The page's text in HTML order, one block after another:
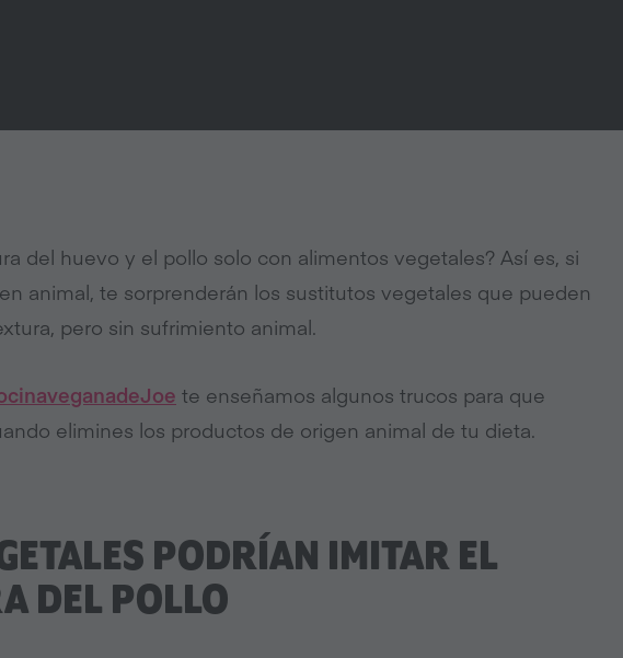
del huevo y el pollo solo con alimentos vegetales? Así es, si
animal, te sorprenderán los sustitutos vegetales que pueden
pero sin sufrimiento animal.
te enseñamos algunos trucos para que
elimines los productos de origen animal de tu dieta.
PODRÍAN IMITAR EL
DEL POLLO